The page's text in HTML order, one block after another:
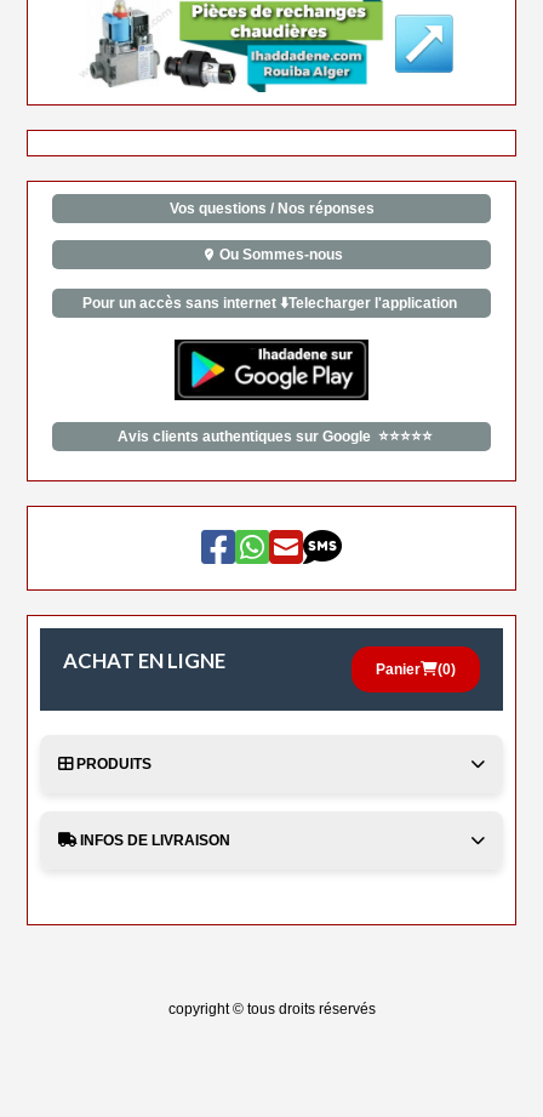
Vos questions / Nos réponses
Ou Sommes-nous
Pour un accès sans internet ⬇️Telecharger l'application
Avis clients authentiques sur Google ⭐⭐⭐⭐⭐
ACHAT EN LIGNE Panier (0)
PRODUITS
INFOS DE LIVRAISON
copyright © tous droits réservés